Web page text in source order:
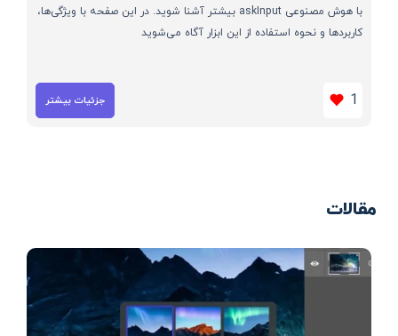
با هوش مصنوعی askInput بیشتر آشنا شوید. در این صفحه با ویژگی‌ها،
کاربردها و نحوه استفاده از این ابزار آگاه می‌شوید
1 جزئیات بیشتر
مقالات